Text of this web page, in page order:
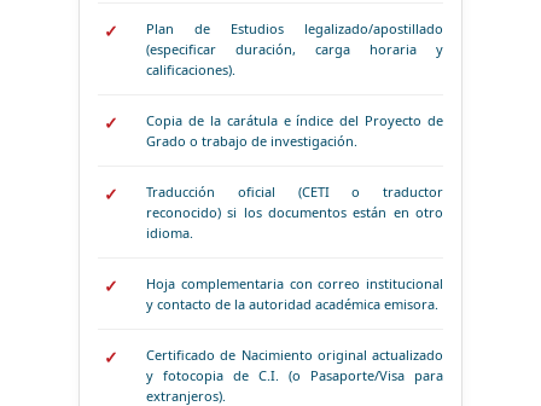
Plan de Estudios legalizado/apostillado
(especificar duración, carga horaria y
calificaciones).
Copia de la carátula e índice del Proyecto de
Grado o trabajo de investigación.
Traducción oficial (CETI o traductor
reconocido) si los documentos están en otro
idioma.
Hoja complementaria con correo institucional
y contacto de la autoridad académica emisora.
Certificado de Nacimiento original actualizado
y fotocopia de C.I. (o Pasaporte/Visa para
extranjeros).